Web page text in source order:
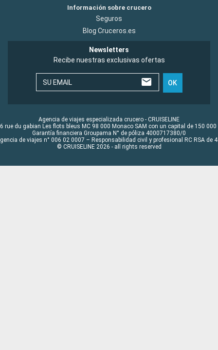
Información sobre crucero
Seguros
Blog Cruceros.es
Newsletters
Recibe nuestras exclusivas ofertas
SU EMAIL OK
Agencia de viajes especializada crucero - CRUISELINE
rue du gabian Les flots bleus MC 98 000 Monaco SAM con un capital de 150 000
Garantía financiera Groupama N° de póliza 4000717380/0
de viajes n° 006 02 0007 – Responsabilidad civil y profesional RC RSA de
© CRUISELINE 2026 - all rights reserved